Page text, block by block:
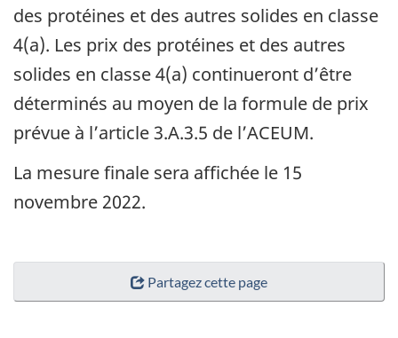
des protéines et des autres solides en classe
4(a). Les prix des protéines et des autres
solides en classe 4(a) continueront d’être
déterminés au moyen de la formule de prix
prévue à l’article 3.A.3.5 de l’ACEUM.
La mesure finale sera affichée le 15
novembre 2022.
Partagez cette page